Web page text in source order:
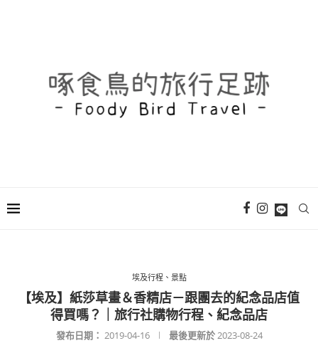
埃及行程、景點
【埃及】紙莎草畫＆香精店－跟團去的紀念品店值
得買嗎？｜旅行社購物行程、紀念品店
發布日期： 2019-04-16 最後更新於2023-08-24